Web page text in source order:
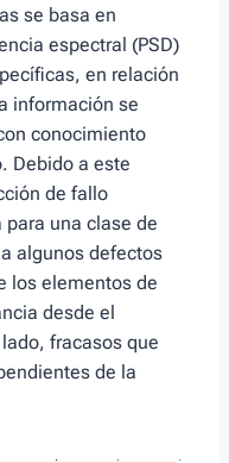
se basa en
espectral (PSD)
en relación
información se
conocimiento
Debido a este
de fallo
una clase de
algunos defectos
los elementos de
desde el
fracasos que
de la